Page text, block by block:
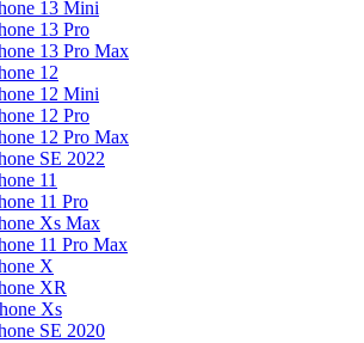
13 Mini
13 Pro
13 Pro Max
12
12 Mini
12 Pro
12 Pro Max
SE 2022
11
11 Pro
Xs Max
11 Pro Max
X
XR
Xs
SE 2020